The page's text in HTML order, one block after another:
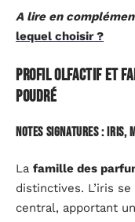
A lire en
lequel choisir ?
Profil olfactif et
poudré
Notes signatures : iris,
La famille des
distinctives. L’iris
central, apportant